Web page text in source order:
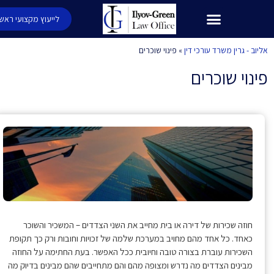
לייעוץ מקצועי ראשוני
- גרין משרד עורכי דין»פינוי שוכרים
שוכרים
חוזה שכירות של דירה או בית מחייב את השני הצדדים – המשכיר והשוכר
כאחד. כל אחד מהם מחויב במערכת שלמה של זכויות וחובות ורק כך תקופת
השכירות עוברת בצורה טובה וחיובית ככל האפשר. בעת החתימה על החוזה
מבינים הצדדים מה נדרש ומצופה מהם והם מתחייבים שהם מבינים בדיוק מה